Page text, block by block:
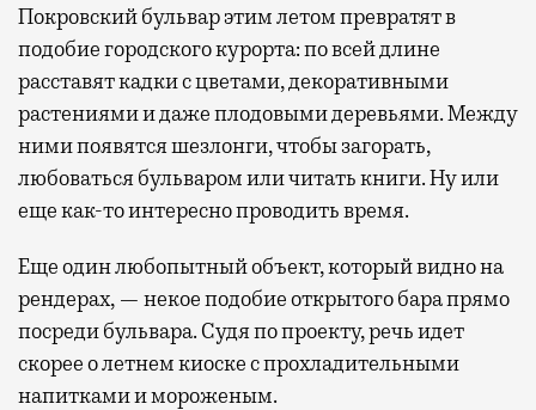
Покровский бульвар этим летом превратят в
подобие городского курорта: по всей длине
расставят кадки с цветами, декоративными
растениями и даже плодовыми деревьями. Между
ними появятся шезлонги, чтобы загорать,
любоваться бульваром или читать книги. Ну или
еще как-то интересно проводить время.
Еще один любопытный объект, который видно на
рендерах, — некое подобие открытого бара прямо
посреди бульвара. Судя по проекту, речь идет
скорее о летнем киоске с прохладительными
напитками и мороженым.